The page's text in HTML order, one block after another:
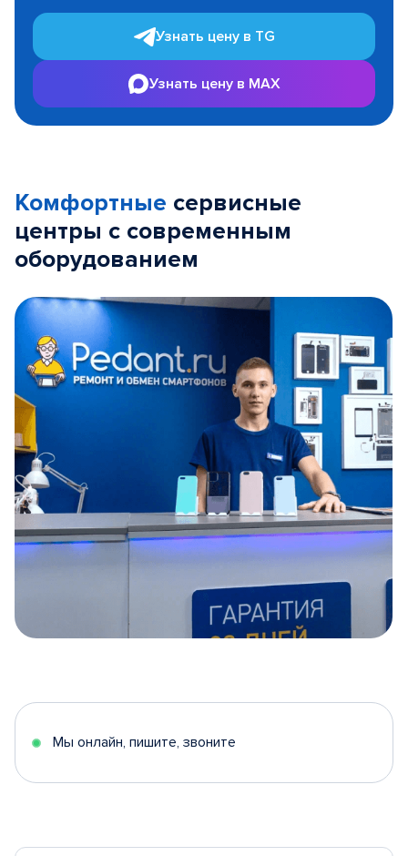
Узнать цену в TG
Узнать цену в MAX
Комфортные сервисные
центры с современным
оборудованием
5
Мы онлайн, пишите, звоните